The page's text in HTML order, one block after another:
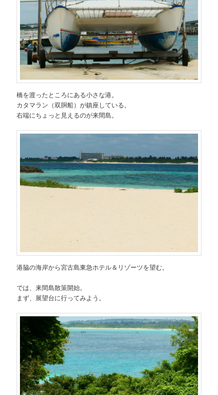
橋を渡ったところにある小さな港。
カタマラン（双胴船）が鎮座している。
右端にちょっと見えるのが来間島。
港脇の海岸から宮古島東急ホテル＆リゾーツを望む。
では、来間島散策開始。
まず、展望台に行ってみよう。